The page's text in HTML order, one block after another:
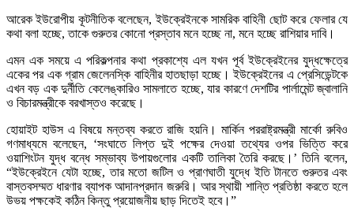
আরেক ইউরোপীয় কূটনীতিক বলেছেন, ইউক্রেইনকে সামরিক বাহিনী ছোট করে ফেলার যে
কথা বলা হচ্ছে, তাকে গুরুতর কোনো প্রস্তাব মনে হচ্ছে না, মনে হচ্ছে রাশিয়ার দাবি।
এমন এক সময়ে এ পরিকল্পনার কথা প্রকাশ্যে এল যখন পূর্ব ইউক্রেইনের যুদ্ধক্ষেত্রে
একের পর এক গ্রাম জেলেনস্কি বাহিনীর হাতছাড়া হচ্ছে। ইউক্রেইনের এ প্রেসিডেন্টকে
এখন বড় এক দুর্নীতি কেলেঙ্কারিও সামলাতে হচ্ছে, যার কারণে দেশটির পার্লামেন্ট জ্বালানি
ও বিচারমন্ত্রীকে বরখাস্তও করেছে।
হোয়াইট হাউস এ বিষয়ে মন্তব্য করতে রাজি হয়নি। মার্কিন পররাষ্ট্রমন্ত্রী মার্কো রুবিও
গণমাধ্যমে বলেছেন, ‘সংঘাতে লিপ্ত দুই পক্ষের দেওয়া তথ্যের ওপর ভিত্তি করে
ওয়াশিংটন যুদ্ধ বন্ধে সম্ভাব্য উপায়গুলোর একটি তালিকা তৈরি করছে।’ তিনি বলেন,
“ইউক্রেইনে যেটা হচ্ছে, তার মতো জটিল ও প্রাণঘাতী যুদ্ধে ইতি টানতে গুরুতর এবং
বাস্তবসম্মত ধারণার ব্যাপক আদানপ্রদান জরুরি। আর স্থায়ী শান্তি প্রতিষ্ঠা করতে হলে
উভয় পক্ষকেই কঠিন কিন্তু প্রয়োজনীয় ছাড় দিতেই হবে।”